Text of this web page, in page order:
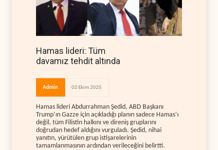
Hamas lideri: Tüm
davamız tehdit altında
Admin 02 Ekim 2025
Hamas lideri Abdurrahman Şedid, ABD Başkanı
Trump’ın Gazze için açıkladığı planın sadece Hamas’ı
değil, tüm Filistin halkını ve direniş gruplarını
doğrudan hedef aldığını vurguladı. Şedid, nihai
yanıtın, yürütülen grup istişarelerinin
tamamlanmasının ardından verileceğini belirtti.